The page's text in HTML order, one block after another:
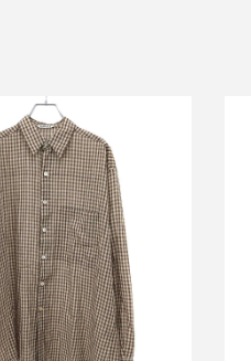
AIRY LIGHT CHECK
アリーライトチェックビ
ャツ A25SS01GC
取金額12,000円
詳しく見る